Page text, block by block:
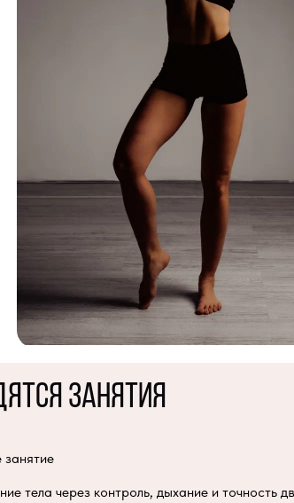
занятия
занятие
тела через контроль, дыхание и точность